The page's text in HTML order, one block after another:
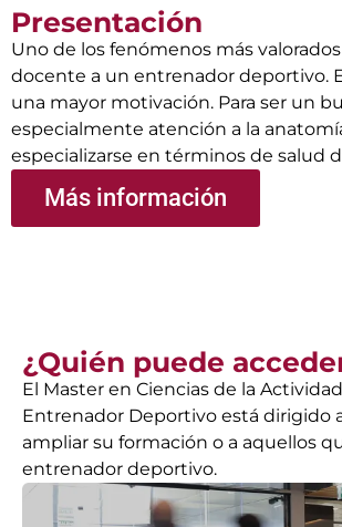
Presentación
Uno de los fenómenos más
docente a un entrenador deportivo.
una mayor motivación. Para ser un
especialmente atención a la
especializarse en términos de salud
Más información
¿Quién puede
El Master en Ciencias de la
Entrenador Deportivo está dirigido
ampliar su formación o a aquellos
entrenador deportivo.